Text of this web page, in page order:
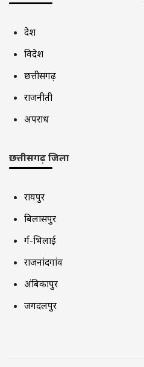
देश
विदेश
छत्तीसगढ़
राजनीती
अपराध
छत्तीसगढ़ जिला
रायपुर
बिलासपुर
दुर्ग-भिलाई
राजनांदगांव
अंबिकापुर
जगदलपुर